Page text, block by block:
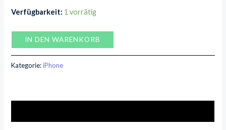
Verfügbarkeit: 1 vorrätig
IN DEN WARENKORB
Kategorie:iPhone